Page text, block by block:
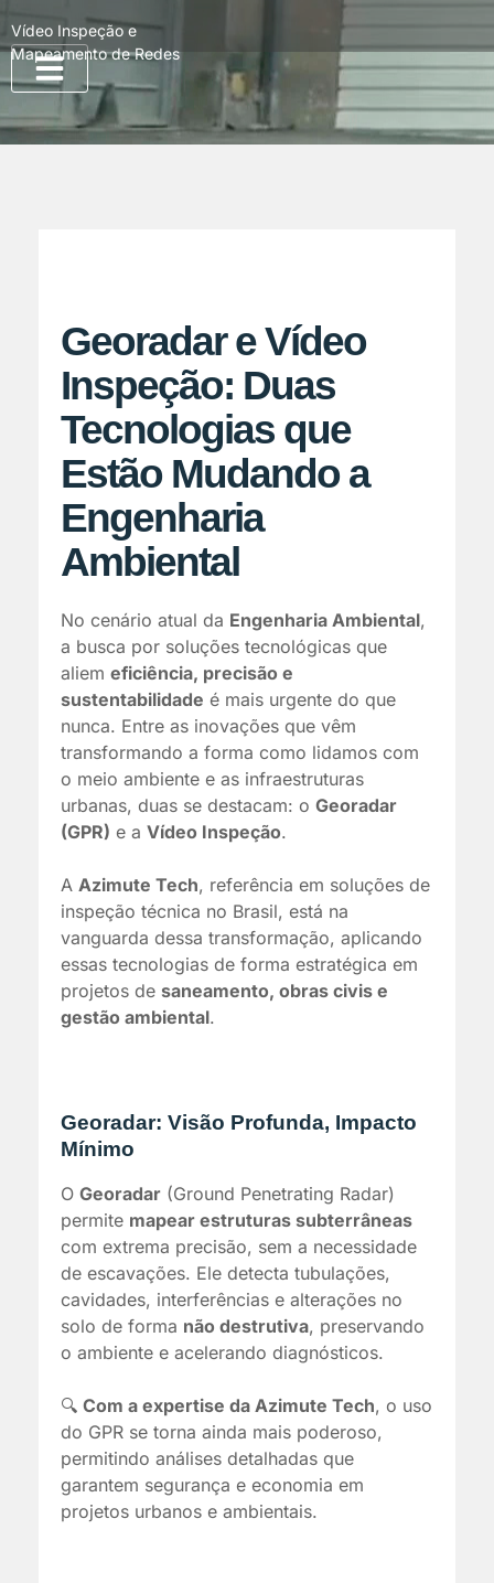
Vídeo Inspeção e
Mapeamento de Redes
Georadar e Vídeo
Inspeção: Duas
Tecnologias que
Estão Mudando a
Engenharia
Ambiental
No cenário atual da Engenharia Ambiental,
a busca por soluções tecnológicas que
aliem eficiência, precisão e
sustentabilidade é mais urgente do que
nunca. Entre as inovações que vêm
transformando a forma como lidamos com
o meio ambiente e as infraestruturas
urbanas, duas se destacam: o Georadar
(GPR) e a Vídeo Inspeção.
A Azimute Tech, referência em soluções de
inspeção técnica no Brasil, está na
vanguarda dessa transformação, aplicando
essas tecnologias de forma estratégica em
projetos de saneamento, obras civis e
gestão ambiental.
Georadar: Visão Profunda, Impacto
Mínimo
O Georadar (Ground Penetrating Radar)
permite mapear estruturas subterrâneas
com extrema precisão, sem a necessidade
de escavações. Ele detecta tubulações,
cavidades, interferências e alterações no
solo de forma não destrutiva, preservando
o ambiente e acelerando diagnósticos.
🔍 Com a expertise da Azimute Tech, o uso
do GPR se torna ainda mais poderoso,
permitindo análises detalhadas que
garantem segurança e economia em
projetos urbanos e ambientais.